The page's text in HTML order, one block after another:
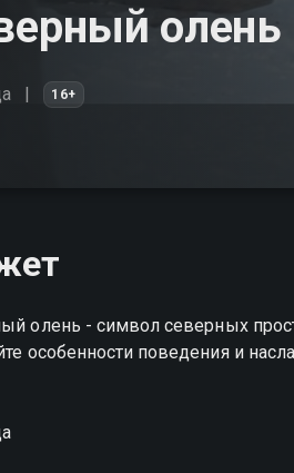
олень
16+
олень - символ северных
особенности поведения и